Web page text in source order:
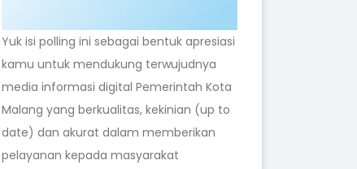
Yuk isi polling ini sebagai bentuk apresiasi
kamu untuk mendukung terwujudnya
media informasi digital Pemerintah Kota
Malang yang berkualitas, kekinian (up to
date) dan akurat dalam memberikan
pelayanan kepada masyarakat